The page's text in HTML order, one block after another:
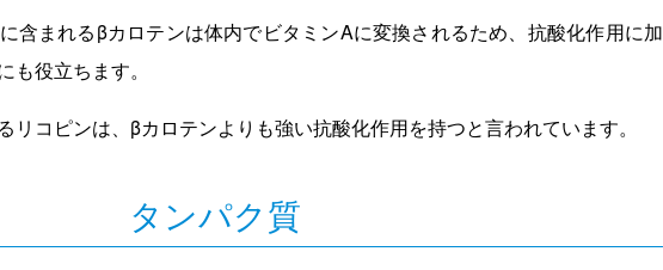
含まれるβカロテンは体内でビタミンAに変換されるため、抗酸化作用に加
も役立ちます。
リコピンは、βカロテンよりも強い抗酸化作用を持つと言われています。
タンパク質